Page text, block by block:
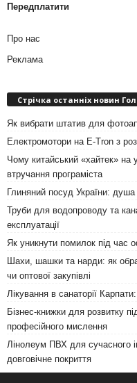
Передплатити
Про нас
Реклама
Стрічка останніх новин
Як вибрати штатив для
Електромотори на E-Tron з
Чому китайський «хайтек» на
втручання програміста
Глиняний посуд України: душа
Труби для водопроводу та
експлуатації
Як уникнути помилок під час
Шахи, шашки та нарди: як
чи оптової закупівлі
Лікування в санаторії
Бізнес-книжки для розвитку
професійного мислення
Лінолеум ПВХ для сучасного
довговічне покриття